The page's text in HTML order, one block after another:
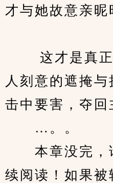
才与她故意亲昵
这才是真正
人刻意的遮掩
击中要害，夺回
…。。
本章没完，
续阅读！如果